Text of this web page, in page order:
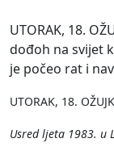
UTORAK, 18.
dođoh na svijet
je počeo rat i
UTORAK, 18.
Usred ljeta 1983. u